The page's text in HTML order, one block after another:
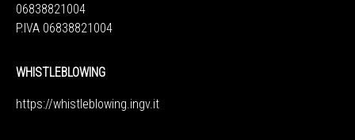
06838821004
P.IVA 06838821004
WHISTLEBLOWING
https://whistleblowing.ingv.it